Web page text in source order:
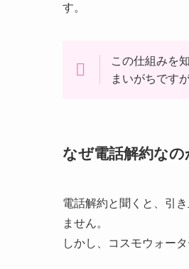
す。
この仕組みを
まいがちです
なぜ電話解約な
電話解約と聞くと、引
ません。
しかし、コスモウォー